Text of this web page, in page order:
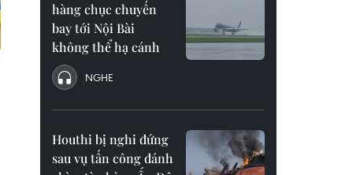
hàng chục chuyến
bay tới Nội Bài
không thể hạ cánh
NGHE
Houthi bị nghi đứng
sau vụ tấn công đánh